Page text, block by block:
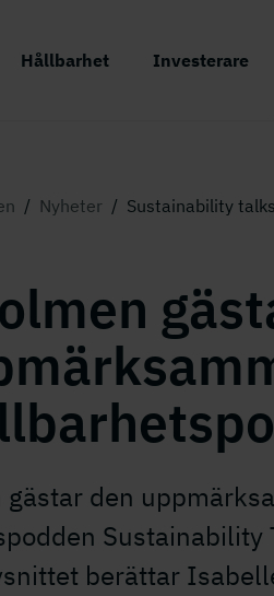
Hållbarhet Investerare
/ Nyheter / Sustainability
gästar den
Sustainability
berättar